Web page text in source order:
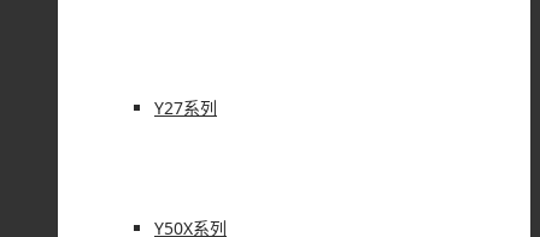
Y27系列
Y50X系列